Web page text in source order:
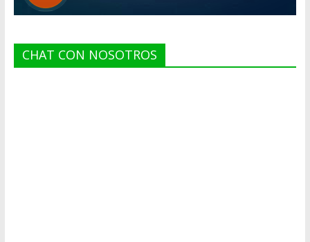
CHAT CON NOSOTROS